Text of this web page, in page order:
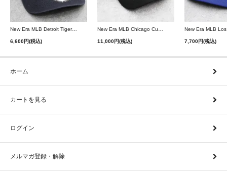
New Era MLB Detroit Tigers Postseason 9Twenty Strapback Cap - Navy
6,600円(税込) 11,000円(税込) 7,700円(税込)
ホーム
カートを見る
ログイン
メルマガ登録・解除